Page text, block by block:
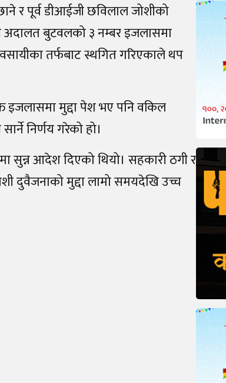
र पूर्व डीआईजी छविलाल जोशीको
बुटवलको ३ नम्बर इजलासमा
तर्फबाट स्थगित गरिएकाले थप
इजलासमा मुद्दा पेश भए पनि वकिल
निर्णय गरेको हो।
सुन्न आदेश दिएको थियो। सहकारी ठगी र
दुवैजनाको मुद्दा लामो समयदेखि उच्च